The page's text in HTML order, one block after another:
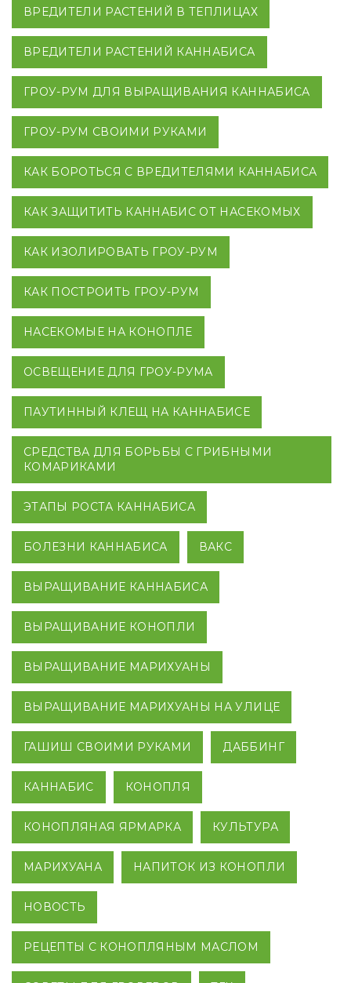
ВРЕДИТЕЛИ РАСТЕНИЙ В ТЕПЛИЦАХ
ВРЕДИТЕЛИ РАСТЕНИЙ КАННАБИСА
ГРОУ-РУМ ДЛЯ ВЫРАЩИВАНИЯ КАННАБИСА
ГРОУ-РУМ СВОИМИ РУКАМИ
КАК БОРОТЬСЯ С ВРЕДИТЕЛЯМИ КАННАБИСА
КАК ЗАЩИТИТЬ КАННАБИС ОТ НАСЕКОМЫХ
КАК ИЗОЛИРОВАТЬ ГРОУ-РУМ
КАК ПОСТРОИТЬ ГРОУ-РУМ
НАСЕКОМЫЕ НА КОНОПЛЕ
ОСВЕЩЕНИЕ ДЛЯ ГРОУ-РУМА
ПАУТИННЫЙ КЛЕЩ НА КАННАБИСЕ
СРЕДСТВА ДЛЯ БОРЬБЫ С ГРИБНЫМИ
КОМАРИКАМИ
ЭТАПЫ РОСТА КАННАБИСА
БОЛЕЗНИ КАННАБИСА ВАКС
ВЫРАЩИВАНИЕ КАННАБИСА
ВЫРАЩИВАНИЕ КОНОПЛИ
ВЫРАЩИВАНИЕ МАРИХУАНЫ
ВЫРАЩИВАНИЕ МАРИХУАНЫ НА УЛИЦЕ
ГАШИШ СВОИМИ РУКАМИ ДАББИНГ
КАННАБИС КОНОПЛЯ
КОНОПЛЯНАЯ ЯРМАРКА КУЛЬТУРА
МАРИХУАНА НАПИТОК ИЗ КОНОПЛИ
НОВОСТЬ
РЕЦЕПТЫ С КОНОПЛЯНЫМ МАСЛОМ